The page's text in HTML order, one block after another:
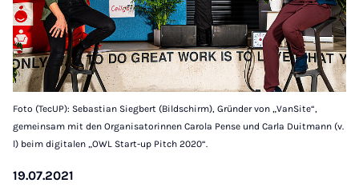
Foto (TecUP): Sebastian Siegbert (Bildschirm), Gründer von „VanSite“,
gemeinsam mit den Organisatorinnen Carola Pense und Carla Duitmann (v.
l) beim digitalen „OWL Start-up Pitch 2020“.
19.07.2021